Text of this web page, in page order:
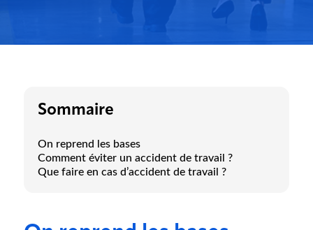
Sommaire
On reprend les bases
Comment éviter un accident de travail ?
Que faire en cas d’accident de travail ?